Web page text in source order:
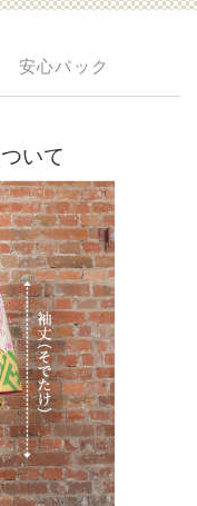
安心パック
いて